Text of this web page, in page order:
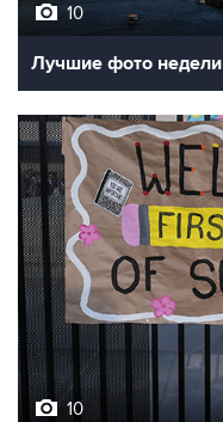
10
Лучшие фото недели
10